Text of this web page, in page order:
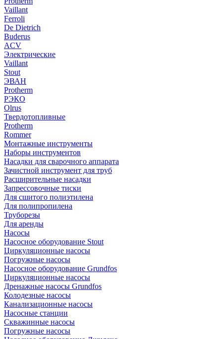
Vaillant
Ferroli
De Dietrich
Buderus
ACV
Электрические
Vaillant
Stout
ЭВАН
Protherm
РЭКО
Olrus
Твердотопливные
Protherm
Rommer
Монтажные инструменты
Наборы инструментов
Насадки для сварочного аппарата
Зачистной инструмент для труб
Расширительные насадки
Запрессовочные тиски
Для сшитого полиэтилена
Для полипропилена
Труборезы
Для аренды
Насосы
Насосное оборудование Stout
Циркуляционные насосы
Погружные насосы
Насосное оборудование Grundfos
Циркуляционные насосы
Дренажные насосы Grundfos
Колодезные насосы
Канализационные насосы
Насосные станции
Скважинные насосы
Погружные насосы